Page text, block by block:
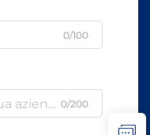
0/100
0/200